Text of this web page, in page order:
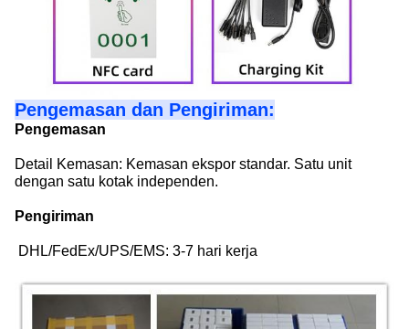
Pengemasan dan Pengiriman:
Pengemasan
Detail Kemasan: Kemasan ekspor standar. Satu unit
dengan satu kotak independen.
Pengiriman
DHL/FedEx/UPS/EMS: 3-7 hari kerja